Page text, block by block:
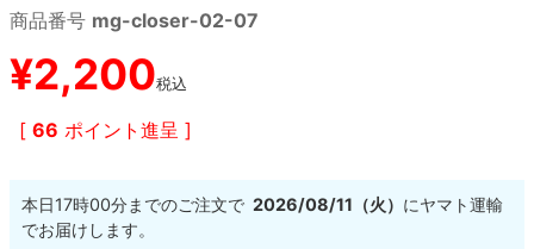
商品番号 mg-closer-02-07
¥2,200税込
[ 66 ポイント進呈 ]
本日17時00分までのご注文で 2026/08/11（火） にヤマト運輸
でお届けします。
8.9inch
9.0inch以上
高性能デッキ
9.0inch以上
110mm
30cm